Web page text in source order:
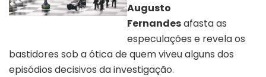
Augusto
Fernandesafasta as
especulações e revela os
bastidores sob a ótica de quem viveu alguns dos
episódios decisivos da investigação.